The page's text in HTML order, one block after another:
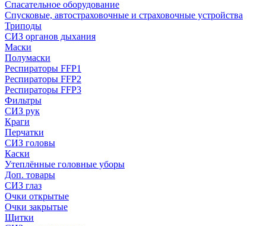
Спасательное оборудование
Спусковые, автостраховочные и страховочные устройства
Триподы
СИЗ органов дыхания
Маски
Полумаски
Респираторы FFP1
Респираторы FFP2
Респираторы FFP3
Фильтры
СИЗ рук
Краги
Перчатки
СИЗ головы
Каски
Утеплённые головные уборы
Доп. товары
СИЗ глаз
Очки открытые
Очки закрытые
Щитки